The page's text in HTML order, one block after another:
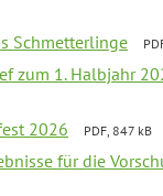
Schmetterlinge
zum 1. Halbjahr
2026 PDF, 847 kB
für die